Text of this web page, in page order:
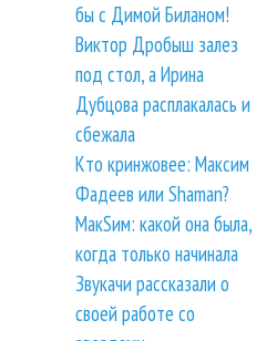
бы с Димой Биланом!
Виктор Дробыш залез
под стол, а Ирина
Дубцова расплакалась и
сбежала
Кто кринжовее: Максим
Фадеев или Shaman?
МакSим: какой она была,
когда только начинала
Звукачи рассказали о
своей работе со